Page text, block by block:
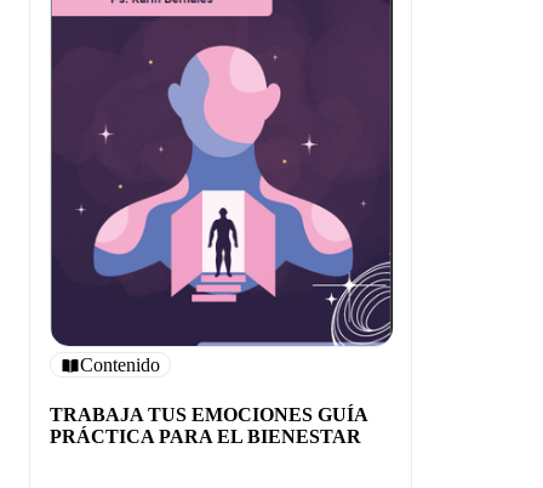
Contenido
TRABAJA TUS EMOCIONES GUÍA
PRÁCTICA PARA EL BIENESTAR